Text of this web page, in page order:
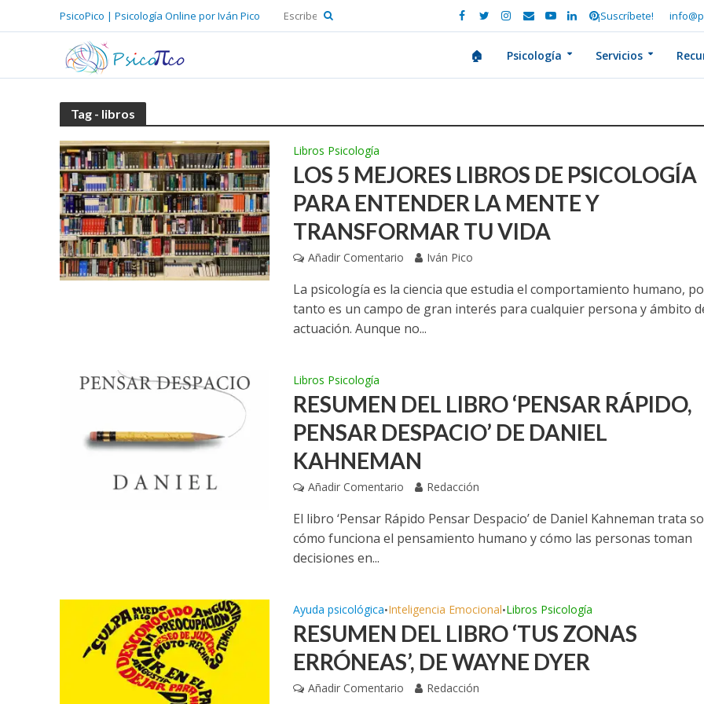
PsicoPico | Psicología Online por Iván Pico ¡Suscríbete!
🏠 Psicología Servicios
Tag - libros
Libros Psicología
LOS 5 MEJORES LIBROS DE PSICOLOGÍA
PARA ENTENDER LA MENTE Y
TRANSFORMAR TU VIDA
Añadir Comentario Iván Pico
La psicología es la ciencia que estudia el comportamiento humano,
tanto es un campo de gran interés para cualquier persona y ámbito
actuación. Aunque no...
Libros Psicología
RESUMEN DEL LIBRO ‘PENSAR RÁPIDO,
PENSAR DESPACIO’ DE DANIEL
KAHNEMAN
Añadir Comentario Redacción
El libro ‘Pensar Rápido Pensar Despacio’ de Daniel Kahneman trata
cómo funciona el pensamiento humano y cómo las personas toman
decisiones en...
Ayuda psicológica•Inteligencia Emocional•Libros Psicología
RESUMEN DEL LIBRO ‘TUS ZONAS
ERRÓNEAS’, DE WAYNE DYER
Añadir Comentario Redacción